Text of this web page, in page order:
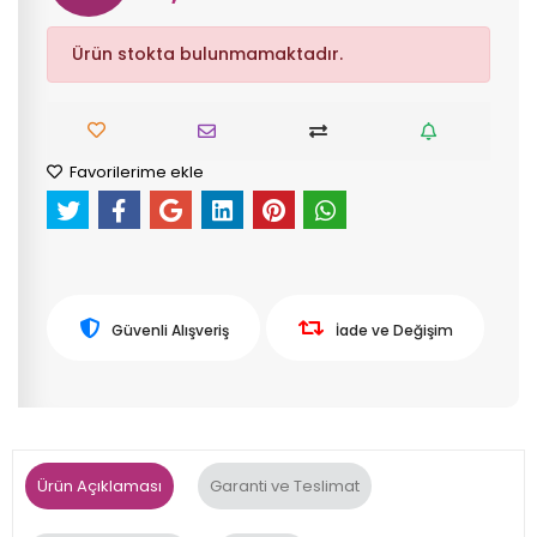
Ürün stokta bulunmamaktadır.
Favorilerime ekle
Güvenli Alışveriş İade ve Değişim
Ürün Açıklaması Garanti ve Teslimat